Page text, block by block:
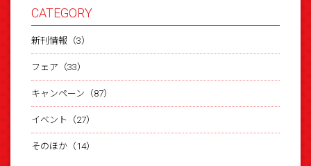
CATEGORY
新刊情報（3）
フェア（33）
キャンペーン（87）
イベント（27）
そのほか（14）